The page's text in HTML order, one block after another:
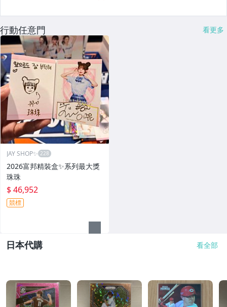
行動任意門 看更多
JAY SHOP✨
2026富邦精裝盒✨系列最大獎
珠珠
$ 46,952
競標
日本代購 看全部